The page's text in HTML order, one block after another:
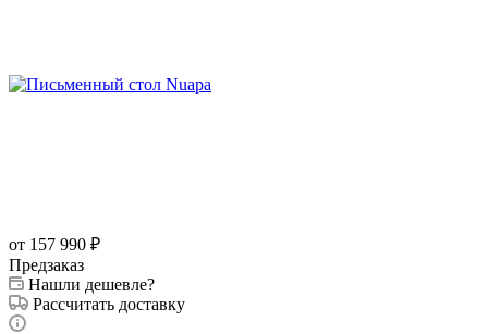
от 157 990 ₽
Предзаказ
Нашли дешевле?
Рассчитать доставку